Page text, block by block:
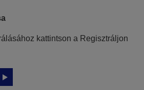
kattintson a Regisztráljon